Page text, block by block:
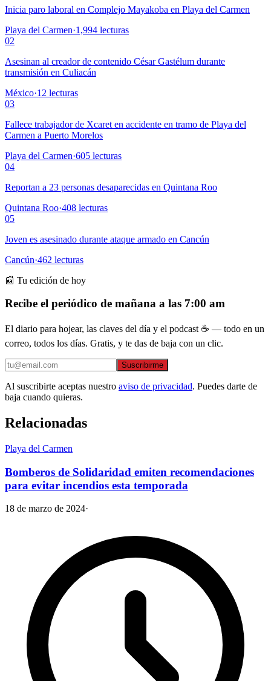
Inicia paro laboral en Complejo Mayakoba en Playa del Carmen
Playa del Carmen·1,994 lecturas
02
Asesinan al creador de contenido César Gastélum durante
transmisión en Culiacán
México·12 lecturas
03
Fallece trabajador de Xcaret en accidente en tramo de Playa del
Carmen a Puerto Morelos
Playa del Carmen·605 lecturas
04
Reportan a 23 personas desaparecidas en Quintana Roo
Quintana Roo·408 lecturas
05
Joven es asesinado durante ataque armado en Cancún
Cancún·462 lecturas
📰 Tu edición de hoy
Recibe el periódico de mañana a las 7:00 am
El diario para hojear, las claves del día y el podcast ☕ — todo en un
correo, todos los días. Gratis, y te das de baja con un clic.
Suscribirme
Al suscribirte aceptas nuestro aviso de privacidad. Puedes darte de
baja cuando quieras.
Relacionadas
Playa del Carmen
Bomberos de Solidaridad emiten recomendaciones
para evitar incendios esta temporada
18 de marzo de 2024·